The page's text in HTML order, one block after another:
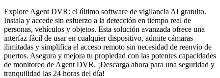
Explore Agent DVR: el último software de vigilancia AI gratuito.
Instala y accede sin esfuerzo a la detección en tiempo real de
personas, vehículos y objetos. Esta solución avanzada ofrece una
interfaz fácil de usar en cualquier dispositivo, admite cámaras
ilimitadas y simplifica el acceso remoto sin necesidad de reenvío de
puertos. Asegura y mejora tu propiedad con las potentes capacidades
de monitoreo de Agent DVR. ¡Descarga ahora para una seguridad y
tranquilidad las 24 horas del día!